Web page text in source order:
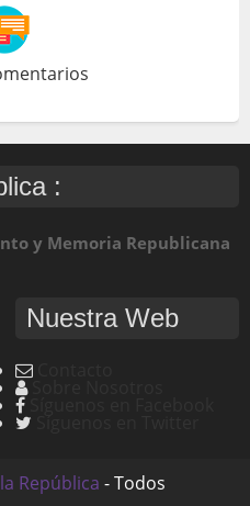
:
y Memoria Republicana
Nuestra Web
República - Todos